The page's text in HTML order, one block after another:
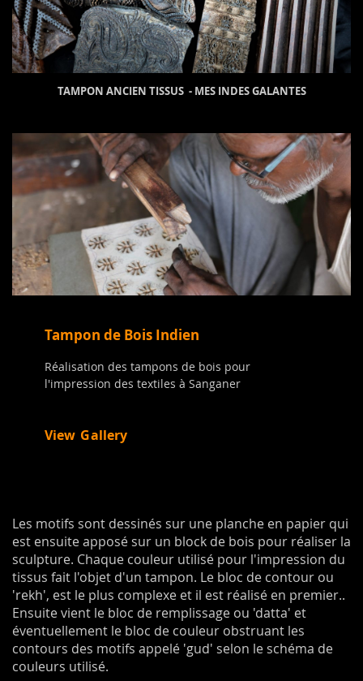
TAMPON ANCIEN TISSUS - MES INDES GALANTES
Tampon de Bois Indien
Réalisation des tampons de bois pour
l'impression des textiles à Sanganer
View Gallery
Les motifs sont dessinés sur une planche en papier qui
est ensuite apposé sur un block de bois pour réaliser la
sculpture. Chaque couleur utilisé pour l'impression du
tissus fait l'objet d'un tampon. Le bloc de contour ou
'rekh', est le plus complexe et il est réalisé en premier..
Ensuite vient le bloc de remplissage ou 'datta' et
éventuellement le bloc de couleur obstruant les
contours des motifs appelé 'gud' selon le schéma de
couleurs utilisé.